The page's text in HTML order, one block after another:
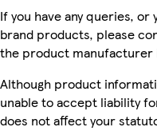
If you have any queries, or
brand products, please
the product manufacturer
Although product
unable to accept liability
does not affect your